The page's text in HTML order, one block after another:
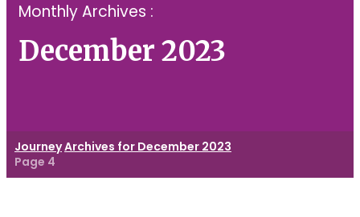
Monthly Archives :
December 2023
JourneyArchives for December 2023
Page 4